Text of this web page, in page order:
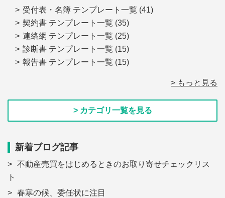
受付表・名簿 テンプレート一覧 (41)
契約書 テンプレート一覧 (35)
連絡網 テンプレート一覧 (25)
診断書 テンプレート一覧 (15)
報告書 テンプレート一覧 (15)
> もっと見る
> カテゴリ一覧を見る
新着ブログ記事
不動産売買をはじめるときのお取り寄せチェックリス
ト
春寒の候、委任状に注目